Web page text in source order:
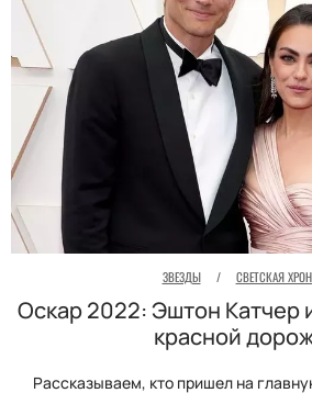
ЗВЕЗДЫ / СВЕТСКАЯ
Оскар 2022: Эштон Катчер
красной
Рассказываем, кто пришел на